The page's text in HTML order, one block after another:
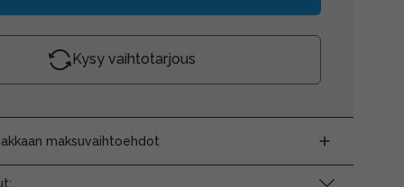
Kysy vaihtotarjous
maksuvaihtoehdot